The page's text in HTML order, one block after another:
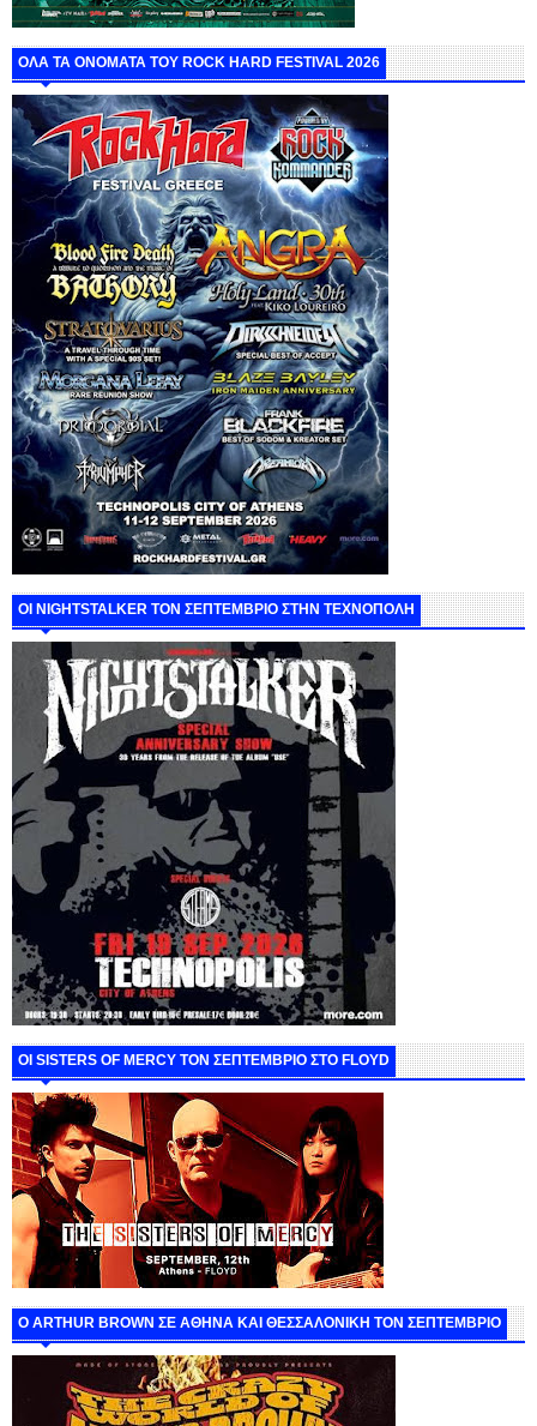
ΟΛΑ ΤΑ ΟΝΟΜΑΤΑ ΤΟΥ ROCK HARD FESTIVAL 2026
ΟΙ NIGHTSTALKER ΤΟΝ ΣΕΠΤΕΜΒΡΙΟ ΣΤΗΝ ΤΕΧΝΟΠΟΛΗ
ΟΙ SISTERS OF MERCY ΤΟΝ ΣΕΠΤΕΜΒΡΙΟ ΣΤΟ FLOYD
O ARTHUR BROWN ΣΕ ΑΘΗΝΑ ΚΑΙ ΘΕΣΣΑΛΟΝΙΚΗ ΤΟΝ ΣΕΠΤΕΜΒΡΙΟ